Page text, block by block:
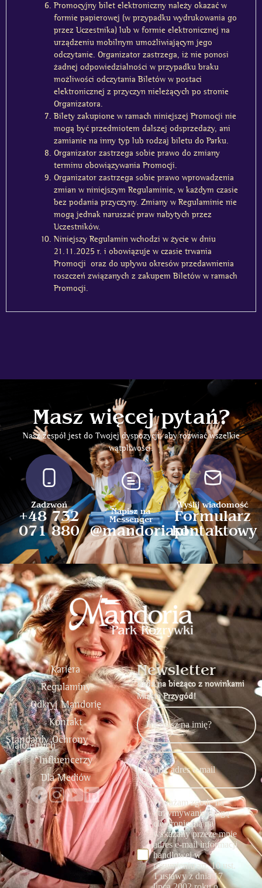
Promocyjny bilet elektroniczny należy okazać w
formie papierowej (w przypadku wydrukowania go
przez Uczestnika) lub w formie elektronicznej na
urządzeniu mobilnym umożliwiającym jego
odczytanie. Organizator zastrzega, iż nie ponosi
żadnej odpowiedzialności w przypadku braku
możliwości odczytania Biletów w postaci
elektronicznej z przyczyn nieleżących po stronie
Organizatora.
Bilety zakupione w ramach niniejszej Promocji nie
mogą być przedmiotem dalszej odsprzedaży, ani
zamianie na inny typ lub rodzaj biletu do Parku.
Organizator zastrzega sobie prawo do zmiany
terminu obowiązywania Promocji.
Organizator zastrzega sobie prawo wprowadzenia
zmian w niniejszym Regulaminie, w każdym czasie
bez podania przyczyny. Zmiany w Regulaminie nie
mogą jednak naruszać praw nabytych przez
Uczestników.
Niniejszy Regulamin wchodzi w życie w dniu
21.11.2025 r. i obowiązuje w czasie trwania
Promocji oraz do upływu okresów przedawnienia
roszczeń związanych z zakupem Biletów w ramach
Promocji.
Masz więcej pytań?
Nasz zespół jest do Twojej dyspozycji, aby rozwiać wszelkie
wątpliwości.
Zadzwoń
+48 732
071 880
Napisz na
Messenger
@mandoriapl
Wyślij wiadomość
Formularz
kontaktowy
Kariera
Regulaminy
Odkryj Mandorię
Kontakt
Standardy Ochrony
Małoletnich
Influencerzy
Dla Mediów
Newsletter
Bądź na bieżąco z nowinkami
Miasta Przygód!
Wyrażam zgodę na
otrzymywanie drogą
elektroniczną na
wskazany przeze mnie
adres e-mail informacji
handlowej w
rozumieniu art. 10 ust.
1 ustawy z dnia 17